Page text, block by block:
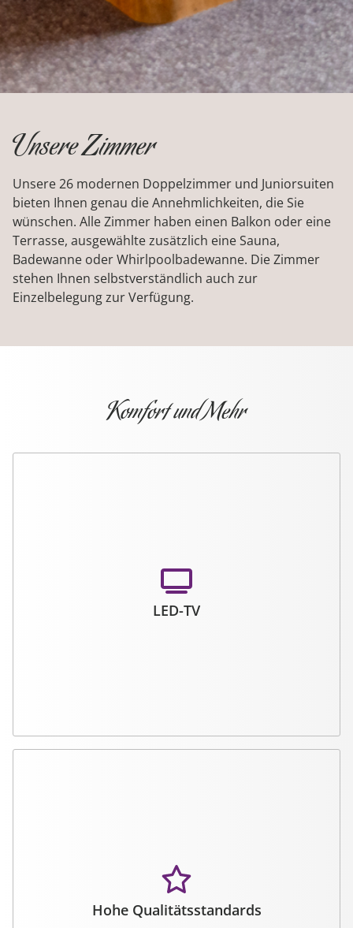
SUITE
TAGUNGEN
FREIZEIT
SAUNA
GOLF
FAHRRADVERLEIH
GALERIE
Unsere Zimmer
Unsere 26 modernen Doppelzimmer und Juniorsuiten
bieten Ihnen genau die Annehmlichkeiten, die Sie
wünschen. Alle Zimmer haben einen Balkon oder eine
Terrasse, ausgewählte zusätzlich eine Sauna,
Badewanne oder Whirlpoolbadewanne. Die Zimmer
stehen Ihnen selbstverständlich auch zur
Einzelbelegung zur Verfügung.
Komfort und Mehr
LED-TV
Hohe Qualitätsstandards